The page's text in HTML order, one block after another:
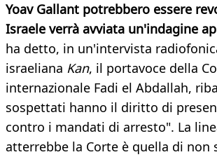
Yoav Gallant potrebbero essere
Israele verrà avviata un'indagine
ha detto, in un'intervista
israeliana Kan, il portavoce della
internazionale Fadi el Abdallah,
sospettati hanno il diritto di
contro i mandati di arresto". La
atterrebbe la Corte è quella di non